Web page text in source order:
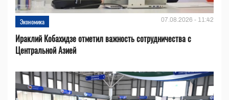
Экономика 07.08.2026 - 11:42
Ираклий Кобахидзе отметил важность сотрудничества с
Центральной Азией